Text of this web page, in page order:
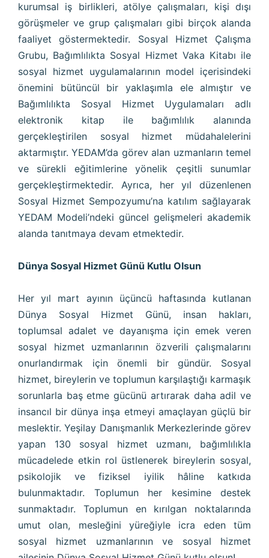
kurumsal iş birlikleri, atölye çalışmaları, kişi dışı
görüşmeler ve grup çalışmaları gibi birçok alanda
faaliyet göstermektedir. Sosyal Hizmet Çalışma
Grubu, Bağımlılıkta Sosyal Hizmet Vaka Kitabı ile
sosyal hizmet uygulamalarının model içerisindeki
önemini bütüncül bir yaklaşımla ele almıştır ve
Bağımlılıkta Sosyal Hizmet Uygulamaları adlı
elektronik kitap ile bağımlılık alanında
gerçekleştirilen sosyal hizmet müdahalelerini
aktarmıştır. YEDAM’da görev alan uzmanların temel
ve sürekli eğitimlerine yönelik çeşitli sunumlar
gerçekleştirmektedir. Ayrıca, her yıl düzenlenen
Sosyal Hizmet Sempozyumu’na katılım sağlayarak
YEDAM Modeli’ndeki güncel gelişmeleri akademik
alanda tanıtmaya devam etmektedir.
Dünya Sosyal Hizmet Günü Kutlu Olsun
Her yıl mart ayının üçüncü haftasında kutlanan
Dünya Sosyal Hizmet Günü, insan hakları,
toplumsal adalet ve dayanışma için emek veren
sosyal hizmet uzmanlarının özverili çalışmalarını
onurlandırmak için önemli bir gündür. Sosyal
hizmet, bireylerin ve toplumun karşılaştığı karmaşık
sorunlarla baş etme gücünü artırarak daha adil ve
insancıl bir dünya inşa etmeyi amaçlayan güçlü bir
meslektir. Yeşilay Danışmanlık Merkezlerinde görev
yapan 130 sosyal hizmet uzmanı, bağımlılıkla
mücadelede etkin rol üstlenerek bireylerin sosyal,
psikolojik ve fiziksel iyilik hâline katkıda
bulunmaktadır. Toplumun her kesimine destek
sunmaktadır. Toplumun en kırılgan noktalarında
umut olan, mesleğini yüreğiyle icra eden tüm
sosyal hizmet uzmanlarının ve sosyal hizmet